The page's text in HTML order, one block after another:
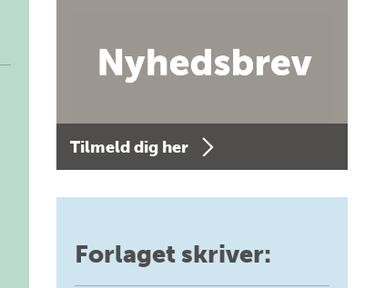
Tilmeld dig her
Forlaget skriver: